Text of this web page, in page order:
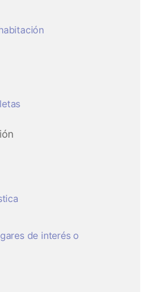
de interés o